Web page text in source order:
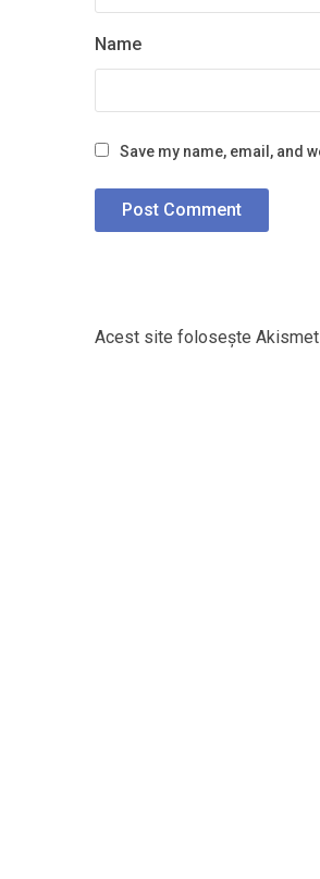
Name
Save my name, email, and
Acest site folosește Akismet